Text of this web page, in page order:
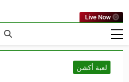
Live Now
لعبة أكشن